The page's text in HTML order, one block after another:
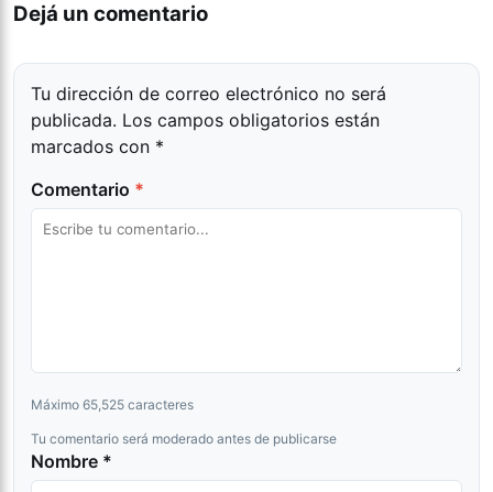
Dejá un comentario
Tu dirección de correo electrónico no será
publicada. Los campos obligatorios están
marcados con *
Comentario *
Máximo 65,525 caracteres
Tu comentario será moderado antes de publicarse
Nombre *